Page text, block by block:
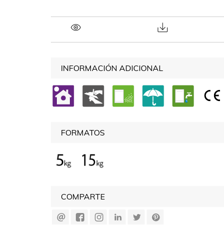
INFORMACIÓN ADICIONAL
FORMATOS
COMPARTE